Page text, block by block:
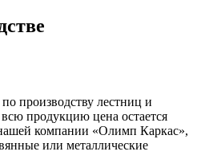
по производству лестниц и
продукцию цена остается
компании «Олимп Каркас»,
или металлические